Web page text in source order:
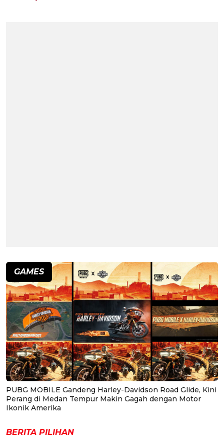
GAMES
PUBG MOBILE Gandeng Harley-Davidson Road Glide, Kini
Perang di Medan Tempur Makin Gagah dengan Motor
Ikonik Amerika
BERITA PILIHAN